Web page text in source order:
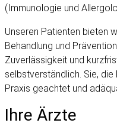
(Immunologie und
Unseren Patienten bieten
Behandlung und
Zuverlässigkeit und
selbstverständlich. Sie,
Praxis geachtet und
Ihre Ärzte